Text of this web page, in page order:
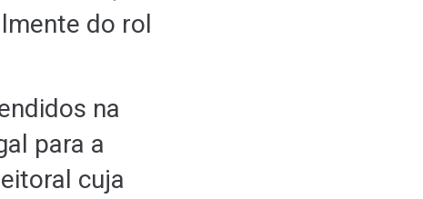
do rol
na
para a
cuja